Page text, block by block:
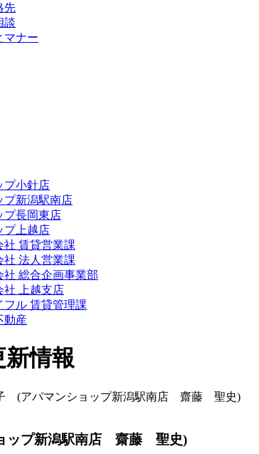
先
談
マナー
プ小針店
プ新潟駅南店
プ長岡東店
プ上越店
社 賃貸営業課
社 法人営業課
社 総合企画事業部
社 上越支店
フル 賃貸管理課
動産
情報
(アパマンショップ新潟駅南店 齋藤 聖史)
ップ新潟駅南店 齋藤 聖史)